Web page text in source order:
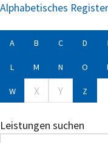
Alphabetisches
A B C D
L M N O
W X Y Z
Leistungen suchen